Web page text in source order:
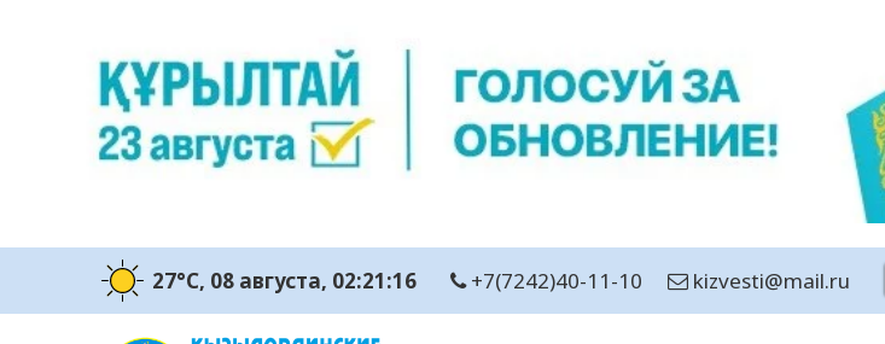
27°C, 08 августа, 02:21:17 +7(7242)40-11-10 kizvesti@mail.ru